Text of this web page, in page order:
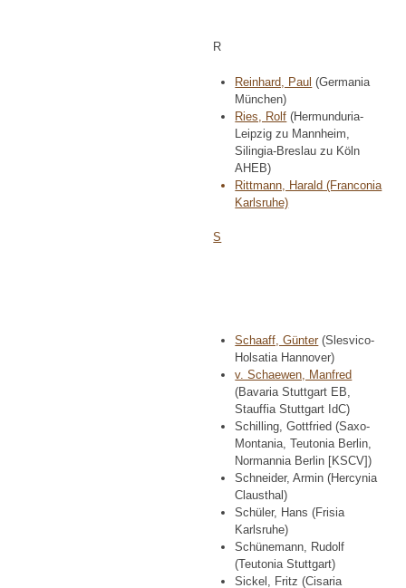
R
Reinhard, Paul (Germania
München)
Ries, Rolf (Hermunduria-
Leipzig zu Mannheim,
Silingia-Breslau zu Köln
AHEB)
Rittmann, Harald (Franconia
Karlsruhe)
S
Schaaff, Günter (Slesvico-
Holsatia Hannover)
v. Schaewen, Manfred
(Bavaria Stuttgart EB,
Stauffia Stuttgart IdC)
Schilling, Gottfried (Saxo-
Montania, Teutonia Berlin,
Normannia Berlin [KSCV])
Schneider, Armin (Hercynia
Clausthal)
Schüler, Hans (Frisia
Karlsruhe)
Schünemann, Rudolf
(Teutonia Stuttgart)
Sickel, Fritz (Cisaria